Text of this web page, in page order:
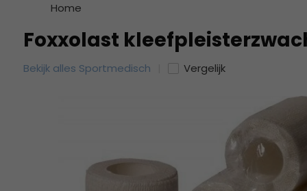
beschikbaar
te
Home
Foxxolast
Bekijk alles Sportmedisch Vergelijk